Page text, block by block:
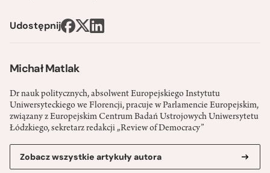
Michał Matlak
Dr nauk politycznych, absolwent Europejskiego Instytutu
Uniwersyteckiego we Florencji, pracuje w Parlamencie Europejskim,
związany z Europejskim Centrum Badań Ustrojowych Uniwersytetu
Łódzkiego, sekretarz redakcji „Review of Democracy”
Zobacz wszystkie artykuły autora
Udostępnij